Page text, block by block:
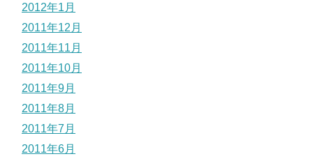
2012年1月
2011年12月
2011年11月
2011年10月
2011年9月
2011年8月
2011年7月
2011年6月